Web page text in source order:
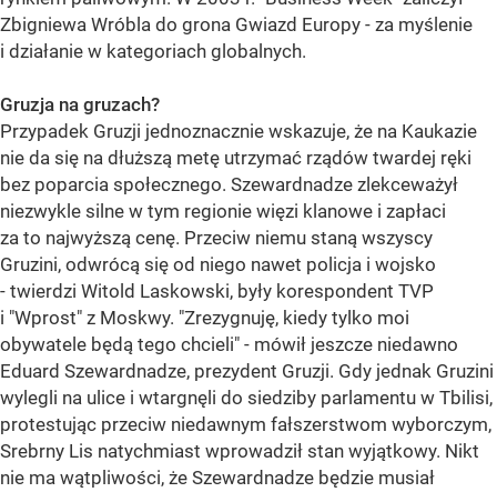
Zbigniewa Wróbla do grona Gwiazd Europy - za myślenie
i działanie w kategoriach globalnych.
Gruzja na gruzach?
Przypadek Gruzji jednoznacznie wskazuje, że na Kaukazie
nie da się na dłuższą metę utrzymać rządów twardej ręki
bez poparcia społecznego. Szewardnadze zlekceważył
niezwykle silne w tym regionie więzi klanowe i zapłaci
za to najwyższą cenę. Przeciw niemu staną wszyscy
Gruzini, odwrócą się od niego nawet policja i wojsko
- twierdzi Witold Laskowski, były korespondent TVP
i "Wprost" z Moskwy. "Zrezygnuję, kiedy tylko moi
obywatele będą tego chcieli" - mówił jeszcze niedawno
Eduard Szewardnadze, prezydent Gruzji. Gdy jednak Gruzini
wylegli na ulice i wtargnęli do siedziby parlamentu w Tbilisi,
protestując przeciw niedawnym fałszerstwom wyborczym,
Srebrny Lis natychmiast wprowadził stan wyjątkowy. Nikt
nie ma wątpliwości, że Szewardnadze będzie musiał